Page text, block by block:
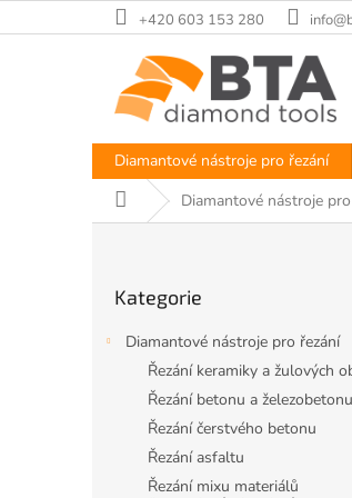
na
+420 603 153 280
Diamantové nástroje pro řezání
Domů Diamantové nástroje
kategorie
Kategorie
Diamantové nástroje pro řezání
Řezání keramiky a žulových
Řezání betonu a železobetonu
Řezání čerstvého betonu
Řezání asfaltu
Řezání mixu materiálů